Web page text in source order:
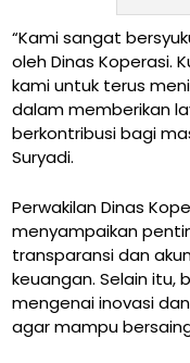
“Kami sangat
oleh Dinas Koperasi.
kami untuk terus
dalam memberikan
berkontribusi bagi
Suryadi.
Perwakilan Dinas
menyampaikan
transparansi dan
keuangan. Selain itu,
mengenai inovasi
agar mampu